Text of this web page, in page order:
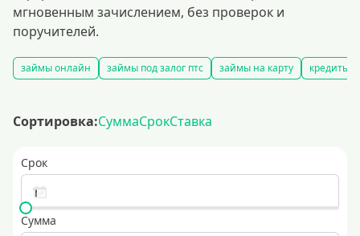
мгновенным зачислением, без проверок и
поручителей.
займы онлайн займы под залог птс займы на карту кредиты
Сортировка:СуммаСрокСтавка
Срок
Сумма